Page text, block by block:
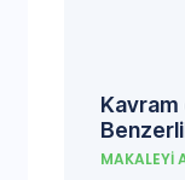
Kavram
MAKALEYI